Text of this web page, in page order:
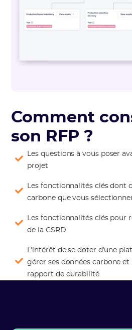
Comment
son RFP ?
Les questions à vous poser
projet
Les fonctionnalités clés dont
carbone que vous
Les fonctionnalités clés pour
de la CSRD
L’intérêt de se doter d’une
gérer ses données carbone
rapport de durabilité